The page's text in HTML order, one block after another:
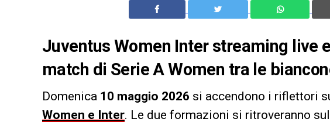
Juventus Women Inter streaming live
match di Serie A Women tra le
Domenica 10 maggio 2026 si accendono i riflettori
Women e Inter. Le due formazioni si ritroveranno